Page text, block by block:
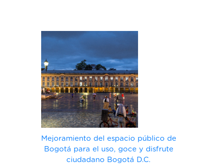
Mejoramiento del espacio público de
Bogotá para el uso, goce y disfrute
ciudadano Bogotá D.C.